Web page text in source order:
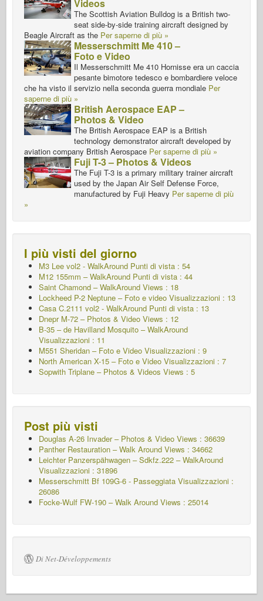
Videos
The Scottish Aviation Bulldog is a British two-
seat side-by-side training aircraft designed by
Beagle Aircraft as the Per saperne di più »
Messerschmitt Me 410 –
Foto e Video
Il Messerschmitt Me 410 Hornisse era un caccia
pesante bimotore tedesco e bombardiere veloce
che ha visto il servizio nella seconda guerra mondiale Per
saperne di più »
British Aerospace EAP –
Photos & Video
The British Aerospace EAP is a British
technology demonstrator aircraft developed by
aviation company British Aerospace Per saperne di più »
Fuji T-3 – Photos & Videos
The Fuji T-3 is a primary military trainer aircraft
used by the Japan Air Self Defense Force,
manufactured by Fuji Heavy Per saperne di più
»
I più visti del giorno
M3 Lee vol2 - WalkAround Punti di vista : 54
M12 155mm – WalkAround Punti di vista : 44
Saint Chamond – WalkAround Views : 18
Lockheed P-2 Neptune – Foto e video Visualizzazioni : 13
Casa C.2111 vol2 - WalkAround Punti di vista : 13
Dnepr M-72 – Photos & Video Views : 12
B-35 – de Havilland Mosquito – WalkAround
Visualizzazioni : 11
M551 Sheridan – Foto e Video Visualizzazioni : 9
North American X-15 – Foto e Video Visualizzazioni : 7
Sopwith Triplane – Photos & Videos Views : 5
Post più visti
Douglas A-26 Invader – Photos & Video Views : 36639
Panther Restauration – Walk Around Views : 34662
Leichter Panzerspähwagen – Sdkfz.222 – WalkAround
Visualizzazioni : 31896
Messerschmitt Bf 109G-6 - Passeggiata Visualizzazioni :
26086
Focke-Wulf FW-190 – Walk Around Views : 25014
Di Net-Développements